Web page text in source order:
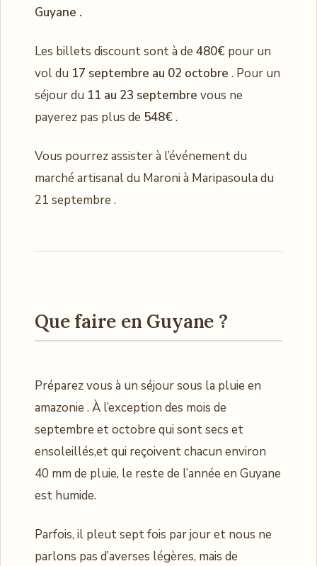
Guyane .
Les billets discount sont à de 480€ pour un
vol du 17 septembre au 02 octobre . Pour un
séjour du 11 au 23 septembre vous ne
payerez pas plus de 548€.
Vous pourrez assister à l’événement du
marché artisanal du Maroni à Maripasoula du
21 septembre .
Que faire en Guyane ?
Préparez vous à un séjour sous la pluie en
amazonie . À l’exception des mois de
septembre et octobre qui sont secs et
ensoleillés,et qui reçoivent chacun environ
40 mm de pluie, le reste de l’année en Guyane
est humide.
Parfois, il pleut sept fois par jour et nous ne
parlons pas d’averses légères, mais de